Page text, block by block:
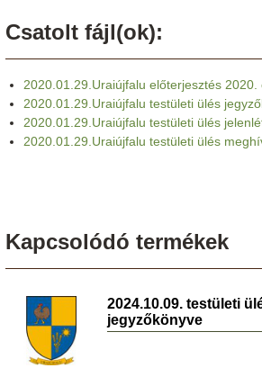
Csatolt fájl(ok):
2020.01.29.Uraiújfalu előterjesztés
2020.01.29.Uraiújfalu testületi ülés
2020.01.29.Uraiújfalu testületi ülés
2020.01.29.Uraiújfalu testületi ülés
Kapcsolódó termékek
2024.10.09. testületi
jegyzőkönyve